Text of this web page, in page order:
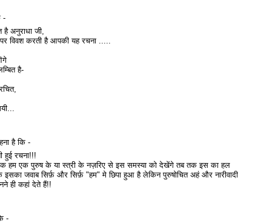
-
है अनुराधा जी,
विवश करती है आपकी यह रचना .....
है-
है कि -
हुई रचना!!!
हम एक पुरुष के या स्त्री के नज़रिए से इस समस्या को देखेंगे तब तक इस का हल
इसका जवाब सिर्फ़ और सिर्फ़ "हम" मे छिपा हुआ है लेकिन पुरुषोचित अहं और नारीवादी
ही कहां देते हैं!!
-